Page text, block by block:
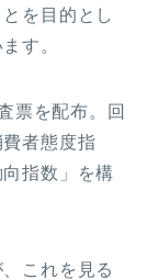
を目的とし
す。
票を配布。回
者態度指
指数」を構
これを見る